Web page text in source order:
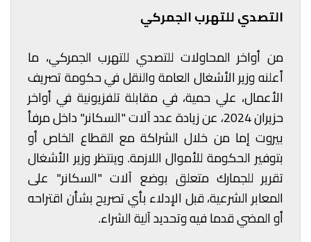
التصدي للتهرب الجمركي
من أواخر المحاولات للتصدي للتهرب الجمركي، ما
أعلنه وزير الأشغال العامة والنقل في حكومة تصريف
الأعمال، علي حمية، في مقابلة تلفزيونية في أواخر
حزيران 2024، عن زيادة عدد آلات "السكانر" داخل مرفأ
بيروت إما من خلال الشراكة مع القطاع الخاص أو
بتوفير الحكومة للأموال اللازمة. وينتظر وزير الأشغال
تقرير للجمارك متعلق بوضع آلات "السكانر" على
المعابر الشرعية، قبل الإدلاء بأي تصريح بشأن اقتراحه
أو المضي قدما فيه وتحديد آلية الشراء.